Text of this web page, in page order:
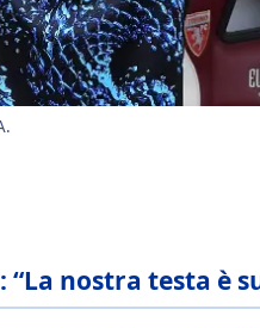
nostra testa è